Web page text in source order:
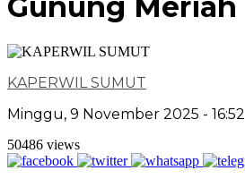
Gunung Meriah
KAPERWIL SUMUT
Minggu, 9 November 2025 - 16:52
50486 views